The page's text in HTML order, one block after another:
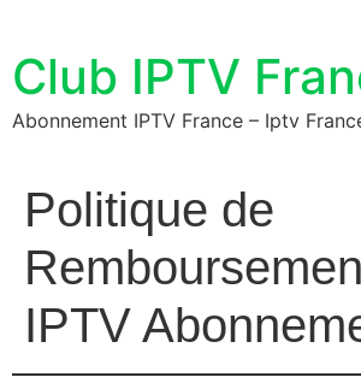
content
Club IPTV
Abonnement IPTV France – Iptv
Politique de
IPTV